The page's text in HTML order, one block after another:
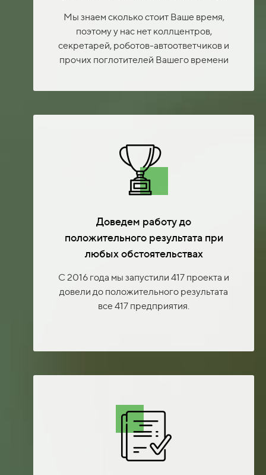
Мы знаем сколько стоит Ваше время,
поэтому у нас нет коллцентров,
секретарей, роботов-автоответчиков и
прочих поглотителей Вашего времени
Доведем работу до
положительного результата при
любых обстоятельствах
С 2016 года мы запустили 417 проекта и
довели до положительного результата
все 417 предприятия.